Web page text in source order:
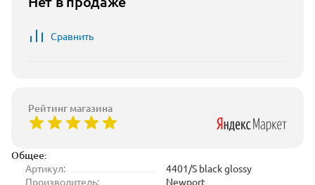
Общее:
Артикул:
4401/S black glossy
Производитель:
Newport
Сравнить
Рейтинг магазина